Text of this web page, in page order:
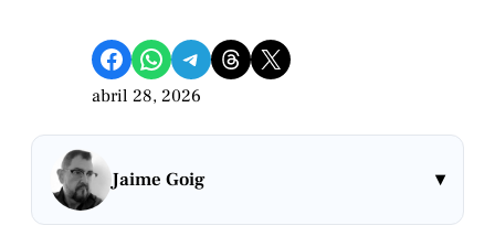
Compartir en Facebook Compartir en WhatsApp Compartir en Telegram Share on Threads Compartir en X
abril 28, 2026
Jaime Goig ▾